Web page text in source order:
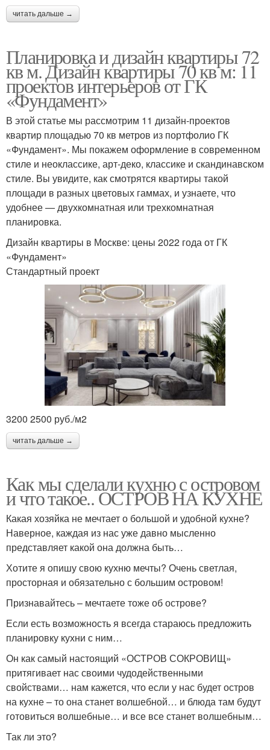
читать дальше →
Планировка и дизайн квартиры 72
кв м. Дизайн квартиры 70 кв м: 11
проектов интерьеров от ГК
«Фундамент»
В этой статье мы рассмотрим 11 дизайн-проектов
квартир площадью 70 кв метров из портфолио ГК
«Фундамент». Мы покажем оформление в современном
стиле и неоклассике, арт-деко, классике и скандинавском
стиле. Вы увидите, как смотрятся квартиры такой
площади в разных цветовых гаммах, и узнаете, что
удобнее — двухкомнатная или трехкомнатная
планировка.
Дизайн квартиры в Москве: цены 2022 года от ГК
«Фундамент»
Стандартный проект
3200 2500 руб./м2
читать дальше →
Как мы сделали кухню с островом
и что такое.. ОСТРОВ НА КУХНЕ
Какая хозяйка не мечтает о большой и удобной кухне?
Наверное, каждая из нас уже давно мысленно
представляет какой она должна быть…
Хотите я опишу свою кухню мечты? Очень светлая,
просторная и обязательно с большим островом!
Признавайтесь – мечтаете тоже об острове?
Если есть возможность я всегда стараюсь предложить
планировку кухни с ним…
Он как самый настоящий «ОСТРОВ СОКРОВИЩ»
притягивает нас своими чудодейственными
свойствами… нам кажется, что если у нас будет остров
на кухне – то она станет волшебной… и блюда там будут
готовиться волшебные… и все все станет волшебным…
Так ли это?